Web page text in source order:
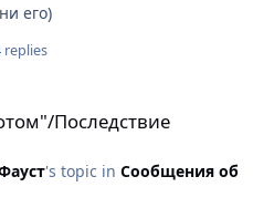
его)
replies
Последствие
's topic in Сообщения об